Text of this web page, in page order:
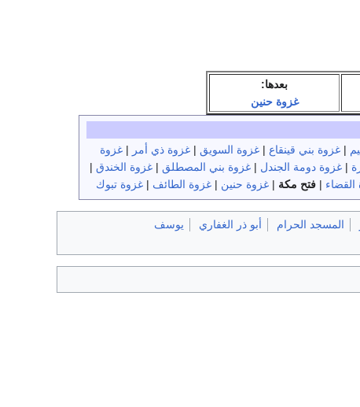
بعدها:
غزوة حنين
|غزوة بني قينقاع |غزوة السويق |غزوة ذي أمر |غزوة
| غزوة دومة الجندل | غزوة بني المصطلق | غزوة الخندق |
| فتح مكة | غزوة حنين | غزوة الطائف | غزوة تبوك
المسجد الحرام أبو ذر الغفاري
يوسف